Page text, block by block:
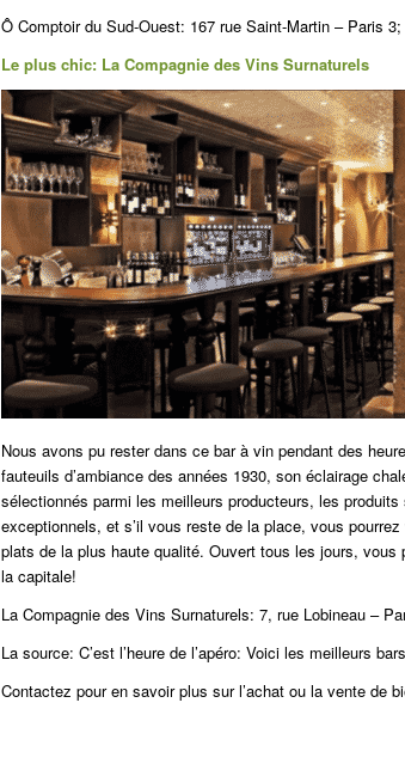
Ô Comptoir du Sud-Ouest: 167 rue Saint-Martin – Paris
Le plus chic: La Compagnie des Vins Surnaturels
Nous avons pu rester dans ce bar à vin pendant des
fauteuils d’ambiance des années 1930, son éclairage
sélectionnés parmi les meilleurs producteurs, les
exceptionnels, et s’il vous reste de la place, vous
plats de la plus haute qualité. Ouvert tous les jours,
la capitale!
La Compagnie des Vins Surnaturels: 7, rue Lobineau –
La source: C’est l’heure de l’apéro: Voici les meilleurs
Contactez pour en savoir plus sur l’achat ou la vente de